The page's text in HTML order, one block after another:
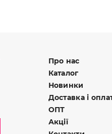
Про нас
Каталог
Новинки
Доставка і
ОПТ
Акції